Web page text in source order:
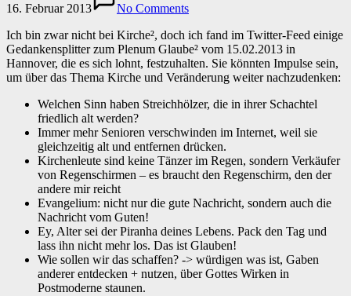
16. Februar 2013
No Comments
Ich bin zwar nicht bei Kirche², doch ich fand im Twitter-Feed einige
Gedankensplitter zum Plenum Glaube² vom 15.02.2013 in
Hannover, die es sich lohnt, festzuhalten. Sie könnten Impulse sein,
um über das Thema Kirche und Veränderung weiter nachzudenken:
Welchen Sinn haben Streichhölzer, die in ihrer Schachtel
friedlich alt werden?
Immer mehr Senioren verschwinden im Internet, weil sie
gleichzeitig alt und entfernen drücken.
Kirchenleute sind keine Tänzer im Regen, sondern Verkäufer
von Regenschirmen – es braucht den Regenschirm, den der
andere mir reicht
Evangelium: nicht nur die gute Nachricht, sondern auch die
Nachricht vom Guten!
Ey, Alter sei der Piranha deines Lebens. Pack den Tag und
lass ihn nicht mehr los. Das ist Glauben!
Wie sollen wir das schaffen? -> würdigen was ist, Gaben
anderer entdecken + nutzen, über Gottes Wirken in
Postmoderne staunen.